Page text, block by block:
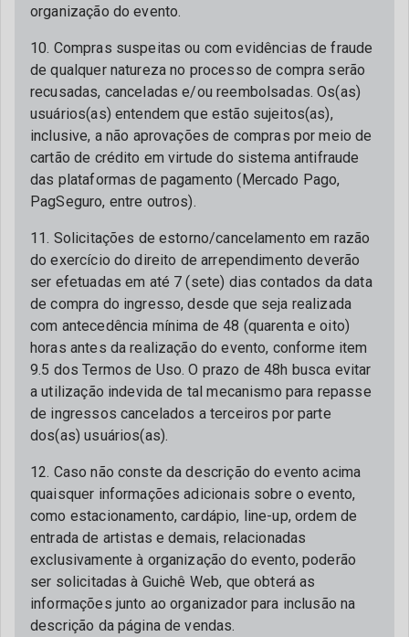
organização do evento.
10. Compras suspeitas ou com evidências de fraude
de qualquer natureza no processo de compra serão
recusadas, canceladas e/ou reembolsadas. Os(as)
usuários(as) entendem que estão sujeitos(as),
inclusive, a não aprovações de compras por meio de
cartão de crédito em virtude do sistema antifraude
das plataformas de pagamento (Mercado Pago,
PagSeguro, entre outros).
11. Solicitações de estorno/cancelamento em razão
do exercício do direito de arrependimento deverão
ser efetuadas em até 7 (sete) dias contados da data
de compra do ingresso, desde que seja realizada
com antecedência mínima de 48 (quarenta e oito)
horas antes da realização do evento, conforme item
9.5 dos Termos de Uso. O prazo de 48h busca evitar
a utilização indevida de tal mecanismo para repasse
de ingressos cancelados a terceiros por parte
dos(as) usuários(as).
12. Caso não conste da descrição do evento acima
quaisquer informações adicionais sobre o evento,
como estacionamento, cardápio, line-up, ordem de
entrada de artistas e demais, relacionadas
exclusivamente à organização do evento, poderão
ser solicitadas à Guichê Web, que obterá as
informações junto ao organizador para inclusão na
descrição da página de vendas.